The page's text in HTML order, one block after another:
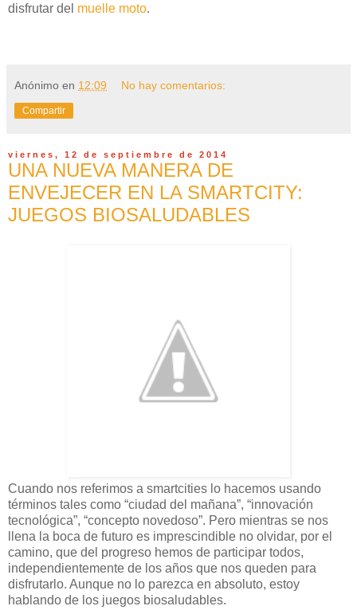
disfrutar del muelle moto.
Anónimo en 12:09 No hay comentarios:
Compartir
viernes, 12 de septiembre de 2014
UNA NUEVA MANERA DE
ENVEJECER EN LA SMARTCITY:
JUEGOS BIOSALUDABLES
Cuando nos referimos a smartcities lo hacemos usando
términos tales como “ciudad del mañana”, “innovación
tecnológica”, “concepto novedoso”. Pero mientras se nos
llena la boca de futuro es imprescindible no olvidar, por el
camino, que del progreso hemos de participar todos,
independientemente de los años que nos queden para
disfrutarlo. Aunque no lo parezca en absoluto, estoy
hablando de los juegos biosaludables.